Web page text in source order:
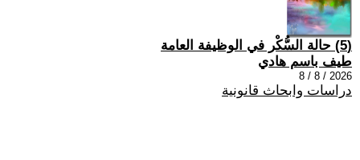
(5) حالة السُّكْر في الوظيفة العامة
طيف باسم هادي
2026 / 8 / 8
دراسات وابحاث قانونية